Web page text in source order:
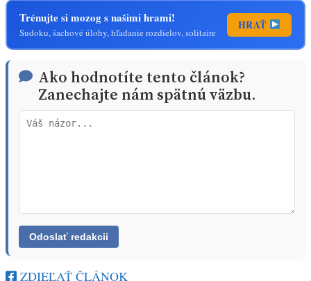
Trénujte si mozog s našimi hrami!
Sudoku, šachové úlohy, hľadanie rozdielov, solitaire
HRAŤ
Ako hodnotíte tento článok?
Zanechajte nám spätnú väzbu.
ZDIEĽAŤ ČLÁNOK